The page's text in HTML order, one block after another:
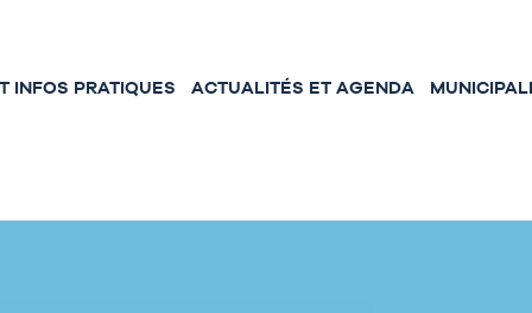
INFOS PRATIQUES ACTUALITÉS ET AGENDA